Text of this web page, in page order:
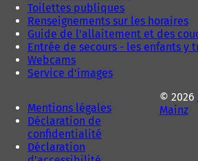
Toilettes publiques
Renseignements sur les horaires
Guide de l'allaitement et des
Entrée de secours - les enfants y
Webcams
Service d'images
Mentions légales
Déclaration de
confidentialité
Déclaration
© 2026
Mainz